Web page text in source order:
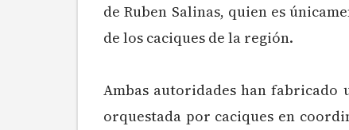
de Ruben Salinas, quien es
de los caciques de la región.
Ambas autoridades han fabricado
orquestada por caciques en